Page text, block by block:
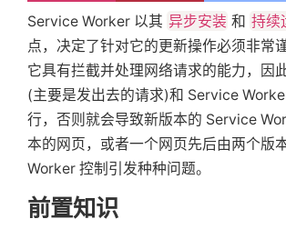
Service Worker 以其 异步安装 和 持续
点，决定了针对它的更新操作必须非常
它具有拦截并处理网络请求的能力，因
(主要是发出去的请求)和 Service
行，否则就会导致新版本的 Service
本的网页，或者一个网页先后由两个版
Worker 控制引发种种问题。
前置知识